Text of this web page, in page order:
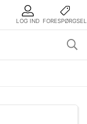
LOG IND FORESPØRGSEL